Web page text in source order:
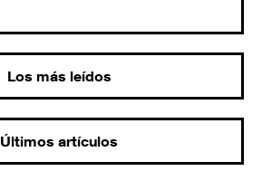
Los más leídos
Últimos artículos